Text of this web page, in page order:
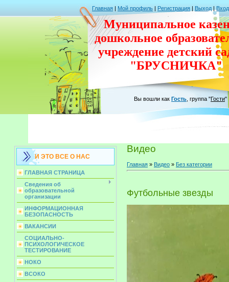
Главная | Мой профиль | Регистрация | Выход | Вход
Муниципальное
дошкольное
учреждение детский
"БРУСНИЧКА"
Вы вошли как Гость группа "Гости"
И ЭТО ВСЕ О НАС
ГЛАВНАЯ СТРАНИЦА
Сведения об
образовательной
организации
ИНФОРМАЦИОННАЯ
БЕЗОПАСНОСТЬ
ВАКАНСИИ
СОЦИАЛЬНО-
ПСИХОЛОГИЧЕСКОЕ
ТЕСТИРОВАНИЕ
НОКО
ВСОКО
Видео
Главная » Видео » Без категории
Футбольные звезды